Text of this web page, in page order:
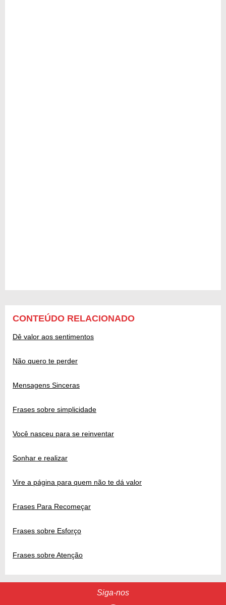
CONTEÚDO RELACIONADO
Dê valor aos sentimentos
Não quero te perder
Mensagens Sinceras
Frases sobre simplicidade
Você nasceu para se reinventar
Sonhar e realizar
Vire a página para quem não te dá valor
Frases Para Recomeçar
Frases sobre Esforço
Frases sobre Atenção
Siga-nos